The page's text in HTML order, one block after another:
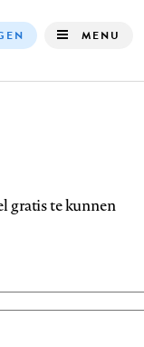
MENU
gratis te kunnen